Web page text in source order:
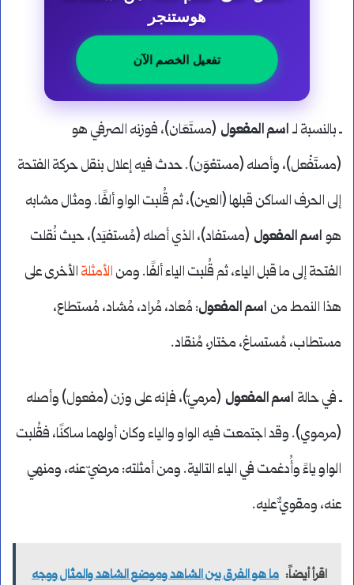
هوستنجر
تفعيل الخصم الآن
ـ بالنسبة لـ اسم المفعول (مستَعَان)، فوزنه الصرفي هو
(مستَفْعل)، وأصله (مستعْوَن). حدث فيه إعلال بنقل حركة الفتحة
إلى الحرف الساكن قبلها (العين)، ثم قُلبت الواو ألفًا. ومثال مشابه
هو اسم المفعول (مستفاد)، الذي أصله (مُستفيَد)، حيث نُقلت
الفتحة إلى ما قبل الياء، ثم قُلبت الياء ألفًا. ومن الأمثلة الأخرى على
هذا النمط من اسم المفعول: مُعاد، مُراد، مُشاد، مُستطاع،
مستطاب، مُستساغ، مختار، مُنقاد.
ـ في حالة اسم المفعول (مرميّ)، فإنه على وزن (مفعول) وأصله
(مرموي). وقد اجتمعت فيه الواو والياء وكان أولهما ساكنًا، فقُلبت
الواو ياءً وأُدغمت في الياء التالية. ومن أمثلته: مرضيّ عنه، ومنهي
عنه، ومقويٌّ عليه.
اقرأ أيضاً: ما هو الفرق بين الشاهد وموضع الشاهد والمثال ووجه